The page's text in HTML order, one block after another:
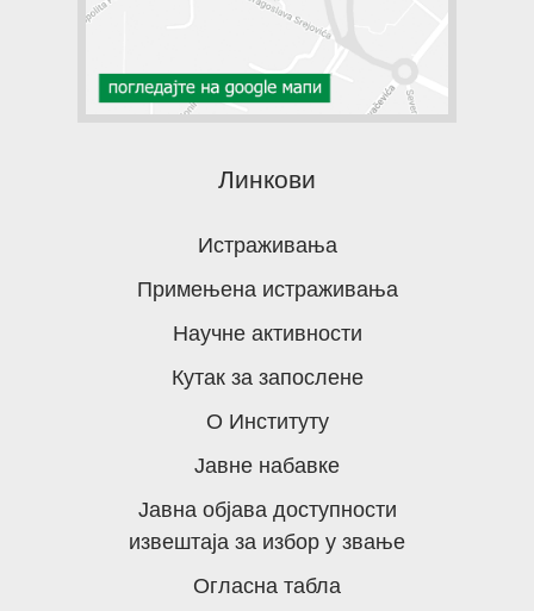
Линкови
Истраживања
Примењена истраживања
Научне активности
Кутак за запослене
О Институту
Јавне набавке
Јавна објава доступности
извештаја за избор у звање
Огласна табла